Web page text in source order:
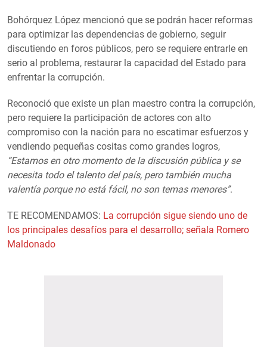
Bohórquez López mencionó que se podrán hacer reformas
para optimizar las dependencias de gobierno, seguir
discutiendo en foros públicos, pero se requiere entrarle en
serio al problema, restaurar la capacidad del Estado para
enfrentar la corrupción.
Reconoció que existe un plan maestro contra la corrupción,
pero requiere la participación de actores con alto
compromiso con la nación para no escatimar esfuerzos y
vendiendo pequeñas cositas como grandes logros,
“Estamos en otro momento de la discusión pública y se
necesita todo el talento del país, pero también mucha
valentía porque no está fácil, no son temas menores”.
TE RECOMENDAMOS: La corrupción sigue siendo uno de
los principales desafíos para el desarrollo; señala Romero
Maldonado